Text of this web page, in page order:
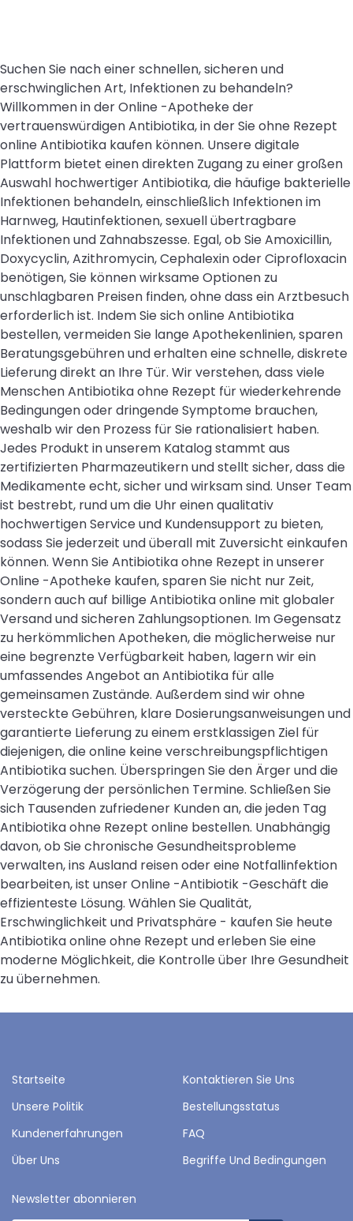
Suchen Sie nach einer schnellen, sicheren und
erschwinglichen Art, Infektionen zu behandeln?
Willkommen in der Online -Apotheke der
vertrauenswürdigen Antibiotika, in der Sie ohne Rezept
online Antibiotika kaufen können. Unsere digitale
Plattform bietet einen direkten Zugang zu einer großen
Auswahl hochwertiger Antibiotika, die häufige bakterielle
Infektionen behandeln, einschließlich Infektionen im
Harnweg, Hautinfektionen, sexuell übertragbare
Infektionen und Zahnabszesse. Egal, ob Sie Amoxicillin,
Doxycyclin, Azithromycin, Cephalexin oder Ciprofloxacin
benötigen, Sie können wirksame Optionen zu
unschlagbaren Preisen finden, ohne dass ein Arztbesuch
erforderlich ist. Indem Sie sich online Antibiotika
bestellen, vermeiden Sie lange Apothekenlinien, sparen
Beratungsgebühren und erhalten eine schnelle, diskrete
Lieferung direkt an Ihre Tür. Wir verstehen, dass viele
Menschen Antibiotika ohne Rezept für wiederkehrende
Bedingungen oder dringende Symptome brauchen,
weshalb wir den Prozess für Sie rationalisiert haben.
Jedes Produkt in unserem Katalog stammt aus
zertifizierten Pharmazeutikern und stellt sicher, dass die
Medikamente echt, sicher und wirksam sind. Unser Team
ist bestrebt, rund um die Uhr einen qualitativ
hochwertigen Service und Kundensupport zu bieten,
sodass Sie jederzeit und überall mit Zuversicht einkaufen
können. Wenn Sie Antibiotika ohne Rezept in unserer
Online -Apotheke kaufen, sparen Sie nicht nur Zeit,
sondern auch auf billige Antibiotika online mit globaler
Versand und sicheren Zahlungsoptionen. Im Gegensatz
zu herkömmlichen Apotheken, die möglicherweise nur
eine begrenzte Verfügbarkeit haben, lagern wir ein
umfassendes Angebot an Antibiotika für alle
gemeinsamen Zustände. Außerdem sind wir ohne
versteckte Gebühren, klare Dosierungsanweisungen und
garantierte Lieferung zu einem erstklassigen Ziel für
diejenigen, die online keine verschreibungspflichtigen
Antibiotika suchen. Überspringen Sie den Ärger und die
Verzögerung der persönlichen Termine. Schließen Sie
sich Tausenden zufriedener Kunden an, die jeden Tag
Antibiotika ohne Rezept online bestellen. Unabhängig
davon, ob Sie chronische Gesundheitsprobleme
verwalten, ins Ausland reisen oder eine Notfallinfektion
bearbeiten, ist unser Online -Antibiotik -Geschäft die
effizienteste Lösung. Wählen Sie Qualität,
Erschwinglichkeit und Privatsphäre - kaufen Sie heute
Antibiotika online ohne Rezept und erleben Sie eine
moderne Möglichkeit, die Kontrolle über Ihre Gesundheit
zu übernehmen.
Startseite
Kontaktieren Sie Uns
Unsere Politik
Bestellungsstatus
Kundenerfahrungen
FAQ
Über Uns
Begriffe Und Bedingungen
Newsletter abonnieren